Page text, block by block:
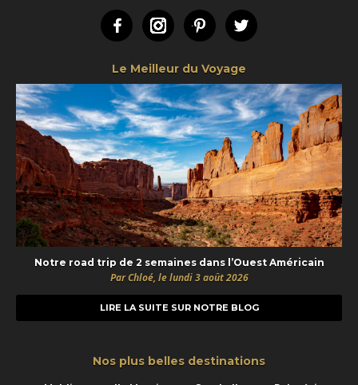
FacebookInstagramPinterestTwitter
Le Meilleur du Voyage
Notre road trip de 2 semaines dans l’Ouest Américain
Par Chloé, le lundi 3 août 2026
LIRE LA SUITE SUR NOTRE BLOG
Nos plus belles destinations